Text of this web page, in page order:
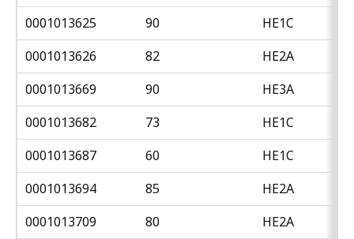
0001013625
90
HE1C
0001013626
82
HE2A
0001013669
90
HE3A
0001013682
73
HE1C
0001013687
60
HE1C
0001013694
85
HE2A
0001013709
80
HE2A